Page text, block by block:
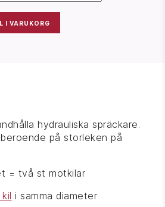
I VARUKORG
hydrauliska spräckare.
på storleken på
= två st motkilar
i samma diameter